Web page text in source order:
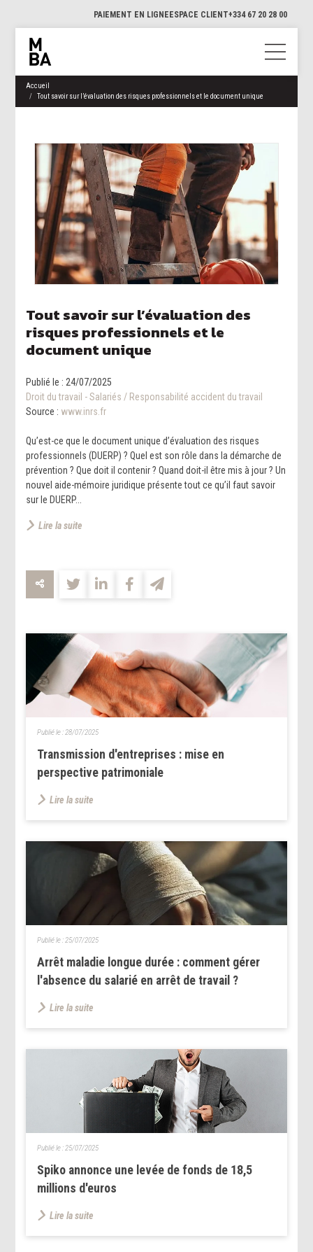
PAIEMENT EN LIGNEESPACE CLIENT+334 67 20 28 00
Accueil
Tout savoir sur l’évaluation des risques professionnels et le document unique
Tout savoir sur l’évaluation des
risques professionnels et le
document unique
Publié le : 24/07/2025
Droit du travail - Salariés / Responsabilité accident du travail
Source : www.inrs.fr
Qu’est-ce que le document unique d’évaluation des risques
professionnels (DUERP) ? Quel est son rôle dans la démarche de
prévention ? Que doit il contenir ? Quand doit-il être mis à jour ? Un
nouvel aide-mémoire juridique présente tout ce qu’il faut savoir
sur le DUERP...
Lire la suite
Transmission d'entreprises : mise en
perspective patrimoniale
Publié le : 28/07/2025
Lire la suite
Arrêt maladie longue durée : comment gérer
l'absence du salarié en arrêt de travail ?
Publié le : 25/07/2025
Lire la suite
Spiko annonce une levée de fonds de 18,5
millions d'euros
Publié le : 25/07/2025
Lire la suite